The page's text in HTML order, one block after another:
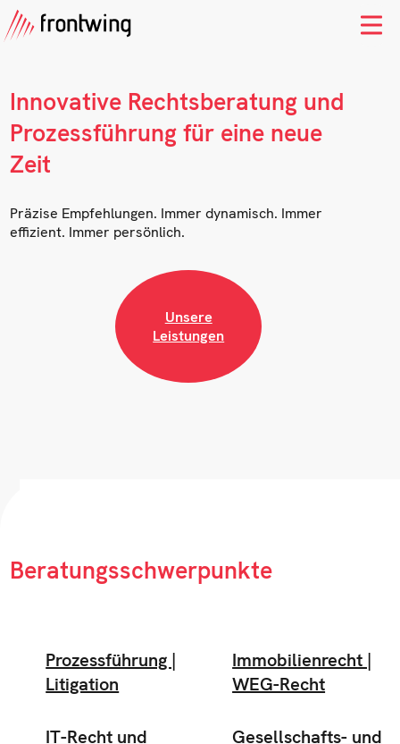
Innovative Rechtsberatung und
Prozessführung für eine neue
Zeit
Präzise Empfehlungen. Immer dynamisch. Immer
effizient. Immer persönlich.
Unsere
Leistungen
Beratungsschwerpunkte
Prozessführung |
Litigation
Immobilienrecht |
WEG-Recht
IT-Recht und
Gesellschafts- und